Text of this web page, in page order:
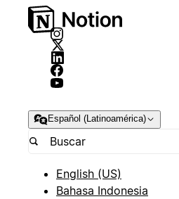
Español (Latinoamérica)
English (US)
Bahasa Indonesia